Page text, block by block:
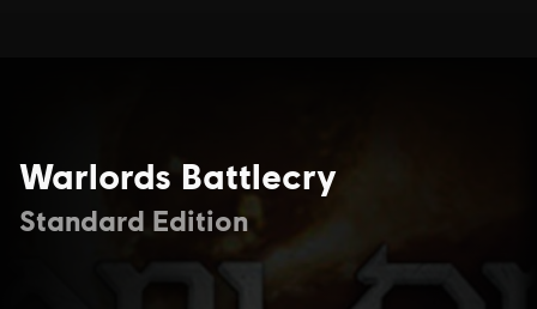
Warlords Battlecry
Standard Edition